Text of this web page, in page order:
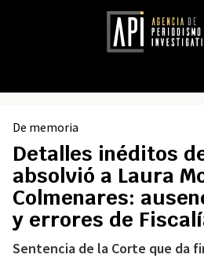
De memoria
Detalles inéditos
absolvió a Laura
Colmenares:
y errores de
Sentencia de la Corte que da